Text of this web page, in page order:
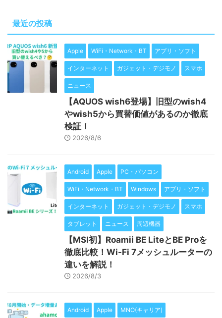
最近の投稿
Apple WiFi・Network・BT アプリ・ソフト
インターネット ガジェット・デジモノ スマホ
ニュース
【AQUOS wish6登場】旧型のwish4
やwish5から買替価値があるのか徹底
検証！
2026/8/6
Android Apple PC・パソコン
WiFi・Network・BT Windows アプリ・ソフト
インターネット ガジェット・デジモノ スマホ
タブレット ニュース 周辺機器
【MSI初】Roamii BE LiteとBE Proを
徹底比較！Wi-Fi 7メッシュルーターの
違いを解説！
2026/8/3
Android Apple MNO(キャリア)